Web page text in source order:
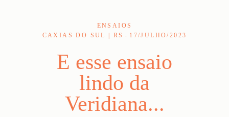
ENSAIOS
CAXIAS DO SUL | RS
17/JULHO/2023
E esse ensaio
lindo da
Veridiana...